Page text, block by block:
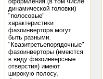
динамической головки)
"полосовые"
характеристики
фазоинвертора могут
быть разными.
"Квазитретьепорядочные"
фазоинверторы (имеются
в виду фазоинверсные
отверстия) имеют
широкую полосу,